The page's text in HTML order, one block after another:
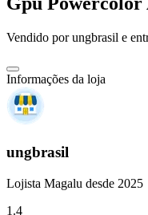
Vendido porungbrasil e
Informações da loja
ungbrasil
Lojista Magalu desde 2025
1.4